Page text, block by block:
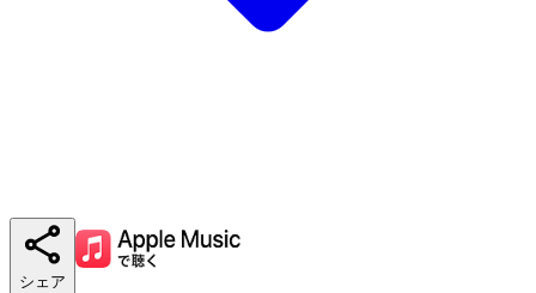
シェア